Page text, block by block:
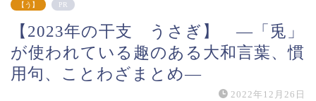
【う】 PR
【2023年の干支 うさぎ】 ―「兎」
が使われている趣のある大和言葉、慣
用句、ことわざまとめ―
2022年12月26日